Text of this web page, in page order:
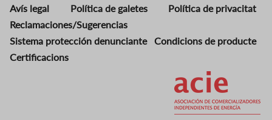
Avís legal Política de galetes
Política de privacitat
Reclamaciones/Sugerencias
Sistema protección denunciante
Condicions de producte
Certificacions